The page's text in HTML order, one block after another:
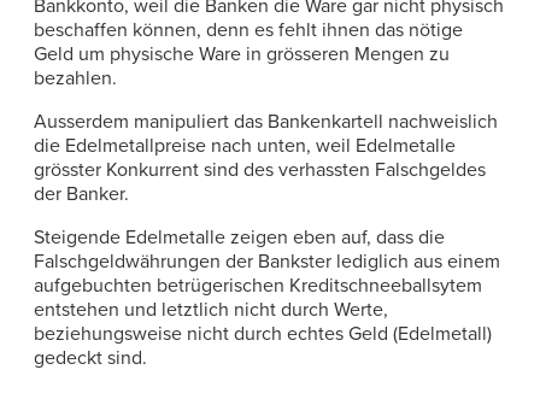
Bankkonto, weil die Banken die Ware gar nicht physisch
beschaffen können, denn es fehlt ihnen das nötige
Geld um physische Ware in grösseren Mengen zu
bezahlen.
Ausserdem manipuliert das Bankenkartell nachweislich
die Edelmetallpreise nach unten, weil Edelmetalle
grösster Konkurrent sind des verhassten Falschgeldes
der Banker.
Steigende Edelmetalle zeigen eben auf, dass die
Falschgeldwährungen der Bankster lediglich aus einem
aufgebuchten betrügerischen Kreditschneeballsytem
entstehen und letztlich nicht durch Werte,
beziehungsweise nicht durch echtes Geld (Edelmetall)
gedeckt sind.